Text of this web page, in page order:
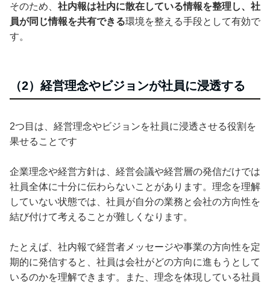
そのため、 社内報は社内に散在している情報を整理し、社
員が同じ情報を共有できる環境を整える手段として有効で
す。
（2）経営理念やビジョンが社員に浸透する
2つ目は、経営理念やビジョンを社員に浸透させる役割を
果せることです
企業理念や経営方針は、経営会議や経営層の発信だけでは
社員全体に十分に伝わらないことがあります。理念を理解
していない状態では、社員が自分の業務と会社の方向性を
結び付けて考えることが難しくなります。
たとえば、社内報で経営者メッセージや事業の方向性を定
期的に発信すると、社員は会社がどの方向に進もうとして
いるのかを理解できます。また、理念を体現している社員